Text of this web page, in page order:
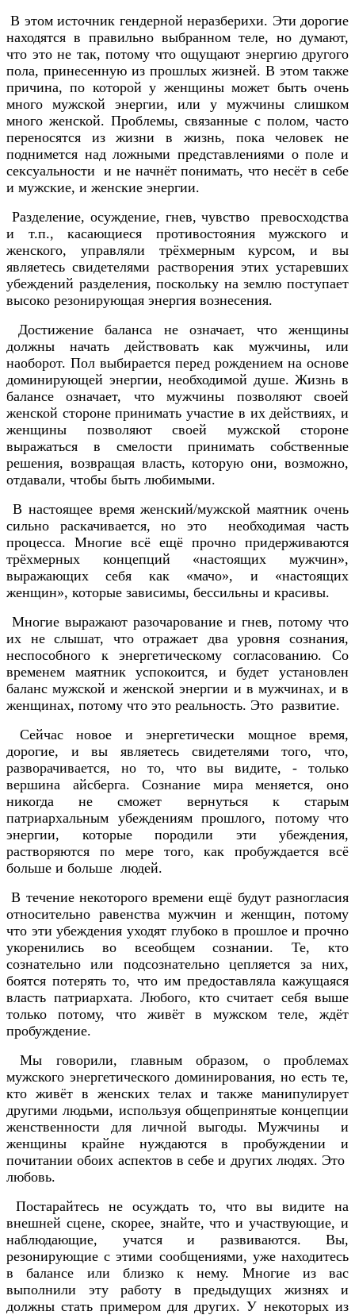
В этом источник гендерной неразберихи. Эти дорогие
находятся в правильно выбранном теле, но думают,
что это не так, потому что ощущают энергию другого
пола, принесенную из прошлых жизней. В этом также
причина, по которой у женщины может быть очень
много мужской энергии, или у мужчины слишком
много женской. Проблемы, связанные с полом, часто
переносятся из жизни в жизнь, пока человек не
поднимется над ложными представлениями о поле и
сексуальности и не начнёт понимать, что несёт в себе
и мужские, и женские энергии.
Разделение, осуждение, гнев, чувство превосходства
и т.п., касающиеся противостояния мужского и
женского, управляли трёхмерным курсом, и вы
являетесь свидетелями растворения этих устаревших
убеждений разделения, поскольку на землю поступает
высоко резонирующая энергия вознесения.
Достижение баланса не означает, что женщины
должны начать действовать как мужчины, или
наоборот. Пол выбирается перед рождением на основе
доминирующей энергии, необходимой душе. Жизнь в
балансе означает, что мужчины позволяют своей
женской стороне принимать участие в их действиях, и
женщины позволяют своей мужской стороне
выражаться в смелости принимать собственные
решения, возвращая власть, которую они, возможно,
отдавали, чтобы быть любимыми.
В настоящее время женский/мужской маятник очень
сильно раскачивается, но это необходимая часть
процесса. Многие всё ещё прочно придерживаются
трёхмерных концепций «настоящих мужчин»,
выражающих себя как «мачо», и «настоящих
женщин», которые зависимы, бессильны и красивы.
Многие выражают разочарование и гнев, потому что
их не слышат, что отражает два уровня сознания,
неспособного к энергетическому согласованию. Со
временем маятник успокоится, и будет установлен
баланс мужской и женской энергии и в мужчинах, и в
женщинах, потому что это реальность. Это развитие.
Сейчас новое и энергетически мощное время,
дорогие, и вы являетесь свидетелями того, что,
разворачивается, но то, что вы видите, - только
вершина айсберга. Сознание мира меняется, оно
никогда не сможет вернуться к старым
патриархальным убеждениям прошлого, потому что
энергии, которые породили эти убеждения,
растворяются по мере того, как пробуждается всё
больше и больше людей.
В течение некоторого времени ещё будут разногласия
относительно равенства мужчин и женщин, потому
что эти убеждения уходят глубоко в прошлое и прочно
укоренились во всеобщем сознании. Те, кто
сознательно или подсознательно цепляется за них,
боятся потерять то, что им предоставляла кажущаяся
власть патриархата. Любого, кто считает себя выше
только потому, что живёт в мужском теле, ждёт
пробуждение.
Мы говорили, главным образом, о проблемах
мужского энергетического доминирования, но есть те,
кто живёт в женских телах и также манипулирует
другими людьми, используя общепринятые концепции
женственности для личной выгоды. Мужчины и
женщины крайне нуждаются в пробуждении и
почитании обоих аспектов в себе и других людях. Это
любовь.
Постарайтесь не осуждать то, что вы видите на
внешней сцене, скорее, знайте, что и участвующие, и
наблюдающие, учатся и развиваются. Вы,
резонирующие с этими сообщениями, уже находитесь
в балансе или близко к нему. Многие из вас
выполнили эту работу в предыдущих жизнях и
должны стать примером для других. У некоторых из